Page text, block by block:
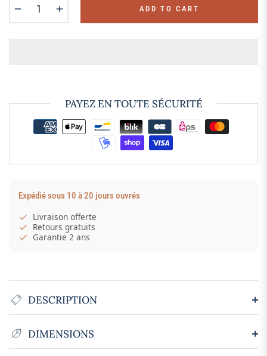
ADD TO CART
PAYEZ EN TOUTE SÉCURITÉ
Expédié sous 10 à 20 jours ouvrés
Livraison offerte
Retours gratuits
Garantie 2 ans
DESCRIPTION
DIMENSIONS